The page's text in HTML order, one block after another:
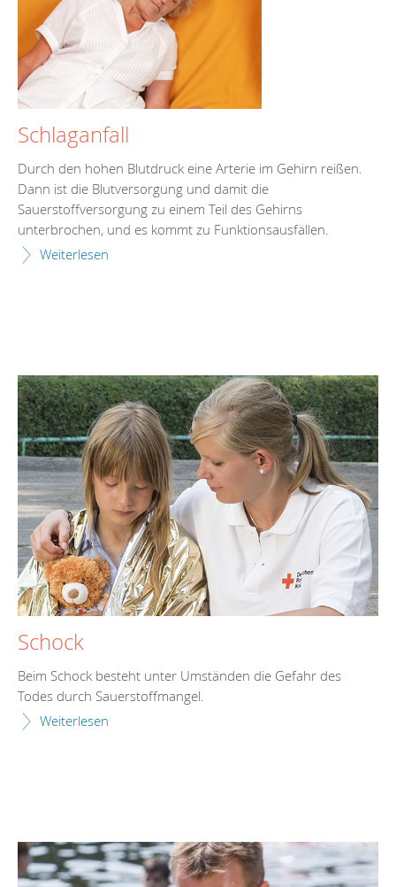
Schlaganfall
Durch den hohen Blutdruck eine Arterie im Gehirn reißen.
Dann ist die Blutversorgung und damit die
Sauerstoffversorgung zu einem Teil des Gehirns
unterbrochen, und es kommt zu Funktionsausfällen.
Weiterlesen
Schock
Beim Schock besteht unter Umständen die Gefahr des
Todes durch Sauerstoffmangel.
Weiterlesen